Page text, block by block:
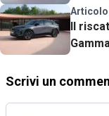
Il
Scrivi un